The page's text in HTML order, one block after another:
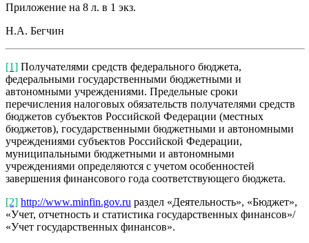
Приложение на 8 л. в 1 экз.
Н.А. Бегчин
[1] Получателями средств федерального бюджета,
федеральными государственными бюджетными и
автономными учреждениями. Предельные сроки
перечисления налоговых обязательств получателями средств
бюджетов субъектов Российской Федерации (местных
бюджетов), государственными бюджетными и автономными
учреждениями субъектов Российской Федерации,
муниципальными бюджетными и автономными
учреждениями определяются с учетом особенностей
завершения финансового года соответствующего бюджета.
[2] http://www.minfin.gov.ru раздел «Деятельность», «Бюджет»,
«Учет, отчетность и статистика государственных финансов»/
«Учет государственных финансов».